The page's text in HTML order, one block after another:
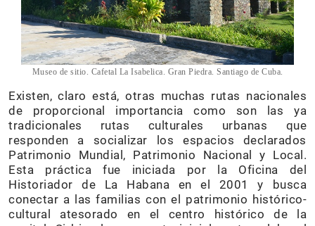
Museo de sitio. Cafetal La Isabelica. Gran Piedra. Santiago de Cuba.
Existen, claro está, otras muchas rutas nacionales
de proporcional importancia como son las ya
tradicionales rutas culturales urbanas que
responden a socializar los espacios declarados
Patrimonio Mundial, Patrimonio Nacional y Local.
Esta práctica fue iniciada por la Oficina del
Historiador de La Habana en el 2001 y busca
conectar a las familias con el patrimonio histórico-
cultural atesorado en el centro histórico de la